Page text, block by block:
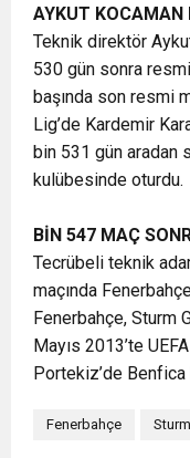
AYKUT KOCAMAN
Teknik direktör
530 gün sonra resmi
başında son resmi
Lig’de Kardemir
bin 531 gün aradan
kulübesinde oturdu.
BİN 547 MAÇ
Tecrübeli teknik
maçında
Fenerbahçe, Sturm
Mayıs 2013’te
Portekiz’de Benfica
Fenerbahçe